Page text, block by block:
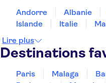
Andorre Albanie
Islande
Italie
Lire plus
Destinations
Paris Malaga